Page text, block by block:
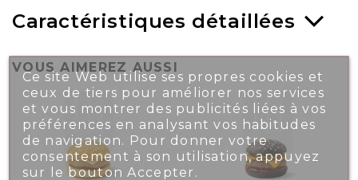
Caractéristiques détaillées
VOUS AIMEREZ AUSSI
Ce site Web utilise ses propres cookies et
ceux de tiers pour améliorer nos services
et vous montrer des publicités liées à vos
préférences en analysant vos habitudes
de navigation. Pour donner votre
consentement à son utilisation, appuyez
sur le bouton Accepter.